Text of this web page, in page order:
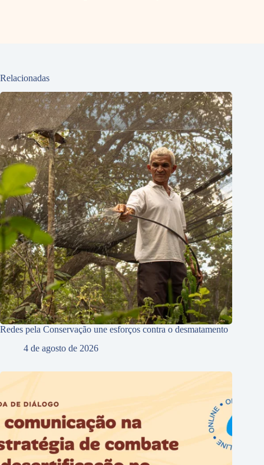
Relacionadas
Redes pela Conservação une esforços contra o desmatamento
4 de agosto de 2026